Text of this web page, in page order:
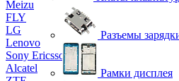
Meizu
FLY
LG
Lenovo
Sony Ericsson
Alcatel
Разъемы
Рамки дисплея